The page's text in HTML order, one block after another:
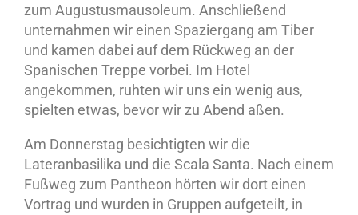
zum Augustusmausoleum. Anschließend
unternahmen wir einen Spaziergang am Tiber
und kamen dabei auf dem Rückweg an der
Spanischen Treppe vorbei. Im Hotel
angekommen, ruhten wir uns ein wenig aus,
spielten etwas, bevor wir zu Abend aßen.
Am Donnerstag besichtigten wir die
Lateranbasilika und die Scala Santa. Nach einem
Fußweg zum Pantheon hörten wir dort einen
Vortrag und wurden in Gruppen aufgeteilt, in